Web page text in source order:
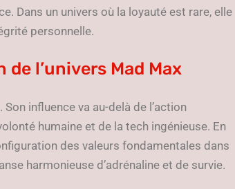
Dans un univers où la loyauté est rare, elle
personnelle.
de l’univers Mad Max
influence va au-delà de l’action
humaine et de la tech ingénieuse. En
des valeurs fondamentales dans
harmonieuse d’adrénaline et de survie.